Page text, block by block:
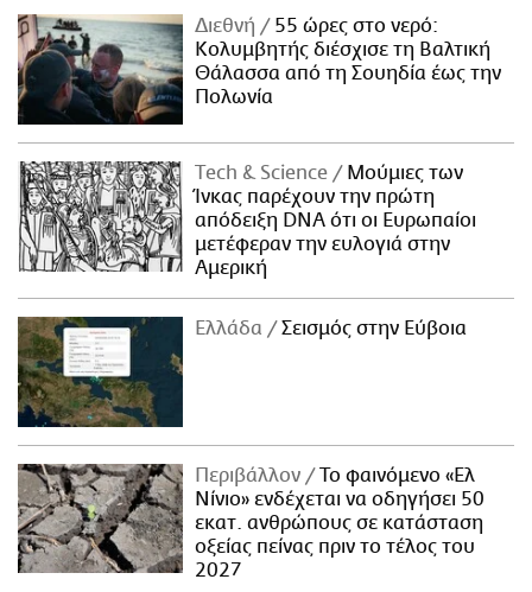
Διεθνή
55 ώρες στο νερό:
Κολυμβητής διέσχισε τη Βαλτική
Θάλασσα από τη Σουηδία έως την
Πολωνία
Τech & Science
Μούμιες των
Ίνκας παρέχουν την πρώτη
απόδειξη DNA ότι οι Ευρωπαίοι
μετέφεραν την ευλογιά στην
Αμερική
Ελλάδα Σεισμός στην Εύβοια
Περιβάλλον
Το φαινόμενο «Ελ
Νίνιο» ενδέχεται να οδηγήσει 50
εκατ. ανθρώπους σε κατάσταση
οξείας πείνας πριν το τέλος του
2027